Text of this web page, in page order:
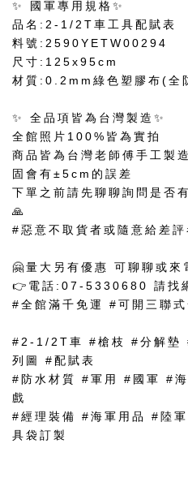
✨ 國軍專用規格✨
品名:2-1/2T車工具配賦表
料號:2590YETW00294
尺寸:125x95cm
材質:0.2mm綠色塑膠布(全
✨ 全品項皆為台灣製造✨
全館照片100%皆為實拍
商品皆為台灣老師傅手工製造
固會有±5cm的誤差
下單之前請先聊聊詢問是否
🙏
#惡意不取貨者或隨意給差
🤗量大另有優惠 可聊聊或來
👉電話:07-5330680 請找
#全館滿千免運 #可開三聯式
#2-1/2T車 #槍枝 #分解墊
列圖 #配賦表
#防水材質 #軍用 #國軍 #
戲
#經理裝備 #海軍用品 #陸
具袋訂製